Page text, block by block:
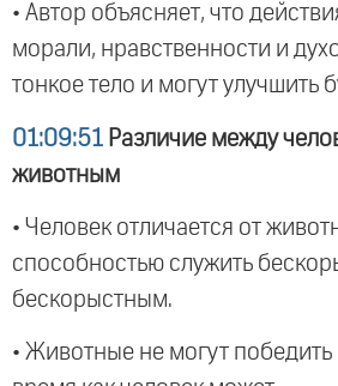
• Автор объясняет, что
морали, нравственности и
тонкое тело и могут улучшить
01:09:51 Различие между
животным
• Человек отличается от
способностью служить
бескорыстным.
• Животные не могут победить